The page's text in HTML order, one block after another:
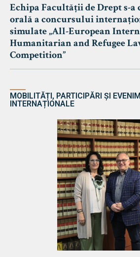
Echipa Facultății de Drept s-a
orală a concursului
simulate „All-European
Humanitarian and Refugee
Competition”
MOBILITĂȚI, PARTICIPĂRI ȘI
INTERNAȚIONALE